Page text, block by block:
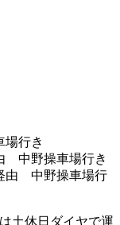
行き
中野操車場行き
由 中野操車場行
土休日ダイヤで運